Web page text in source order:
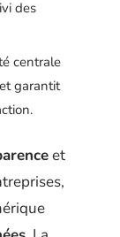
des
centrale
garantit
et